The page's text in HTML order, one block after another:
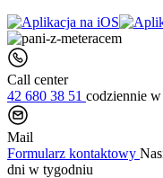
Call center
42 680 38 51 codziennie w
Mail
Formularz kontaktowy
dni w tygodniu